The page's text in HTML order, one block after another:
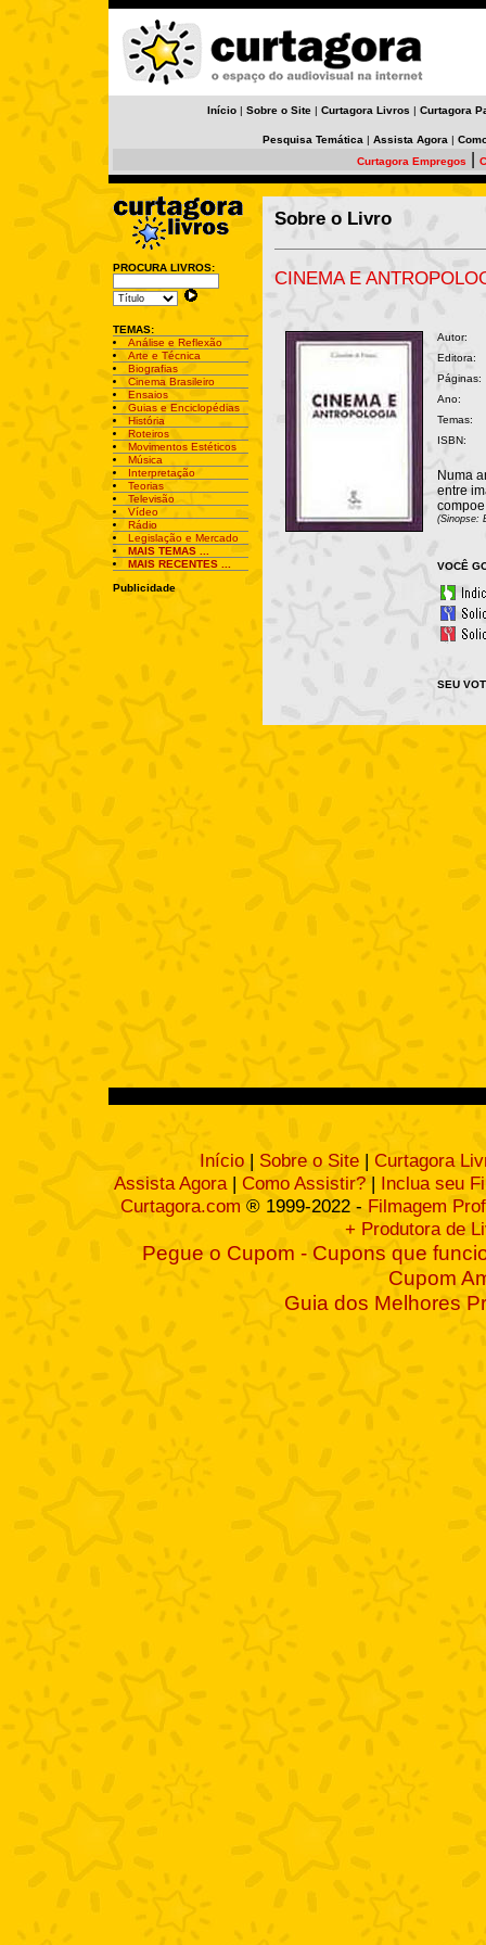
Início | Sobre o Site | Curtagora Livros | Curtagora
Pesquisa Temática | Assista Agora |
Curtagora Empregos
PROCURA LIVROS:
TEMAS:
Análise e Reflexão
Arte e Técnica
Biografias
Cinema Brasileiro
Ensaios
Guias e Enciclopédias
História
Roteiros
Movimentos Estéticos
Música
Interpretação
Teorias
Televisão
Vídeo
Rádio
Legislação e Mercado
MAIS TEMAS ...
MAIS RECENTES ...
Publicidade
Sobre o Livro
CINEMA E
Autor:
Editora:
Páginas:
Ano:
Temas:
ISBN:
Numa
entre
(Sinopse:
VOCÊ
SEU
Início | Sobre o Site | Curtagora
Assista Agora| Como Assistir? | Inclua seu
Curtagora.com ® 1999-2022 - Filmagem
+ Produtora de
Pegue o Cupom - Cupons que
Cupom
Guia dos Melhores